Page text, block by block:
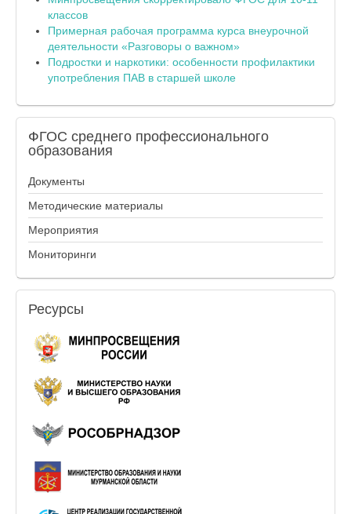
классов
Примерная рабочая программа курса внеурочной
деятельности «Разговоры о важном»
Подростки и наркотики: особенности профилактики
употребления ПАВ в старшей школе
ФГОС среднего профессионального
образования
Документы
Методические материалы
Мероприятия
Мониторинги
Ресурсы